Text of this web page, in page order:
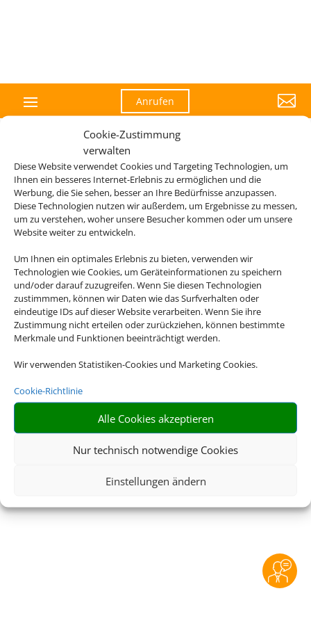
Cookie-Zustimmung
verwalten
Diese Website verwendet Cookies und Targeting Technologien, um
Ihnen ein besseres Internet-Erlebnis zu ermöglichen und die
Werbung, die Sie sehen, besser an Ihre Bedürfnisse anzupassen.
Diese Technologien nutzen wir außerdem, um Ergebnisse zu messen,
um zu verstehen, woher unsere Besucher kommen oder um unsere
Website weiter zu entwickeln.
Um Ihnen ein optimales Erlebnis zu bieten, verwenden wir
Technologien wie Cookies, um Geräteinformationen zu speichern
und/oder darauf zuzugreifen. Wenn Sie diesen Technologien
zustimmmen, können wir Daten wie das Surfverhalten oder
eindeutige IDs auf dieser Website verarbeiten. Wenn Sie ihre
Zustimmung nicht erteilen oder zurückziehen, können bestimmte
Merkmale und Funktionen beeinträchtigt werden.
Wir verwenden Statistiken-Cookies und Marketing Cookies.
Cookie-Richtlinie
Alle Cookies akzeptieren
Nur technisch notwendige Cookies
Einstellungen ändern
Anrufen 
Die Abwicklung der Buchung übernimmt Schmetterling
International GmbH & Co.KG im Auftrag des Webseiteninhabers.
Rechtliche Informationen
Impressum
In|Service|Blacklisted Airlines|AGB|
Barrierefreiheitserklärung
©2026 • Schmetterling